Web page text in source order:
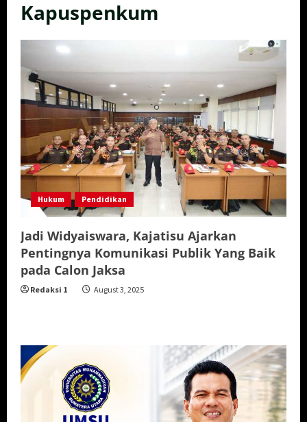
Kapuspenkum
Hukum Pendidikan
Jadi Widyaiswara, Kajatisu Ajarkan
Pentingnya Komunikasi Publik Yang Baik
pada Calon Jaksa
Redaksi 1 August 3, 2025